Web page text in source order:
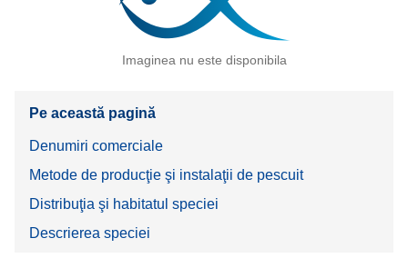
Imaginea nu este disponibila
Pe această pagină
Denumiri comerciale
Metode de producţie şi instalaţii de pescuit
Distribuţia şi habitatul speciei
Descrierea speciei